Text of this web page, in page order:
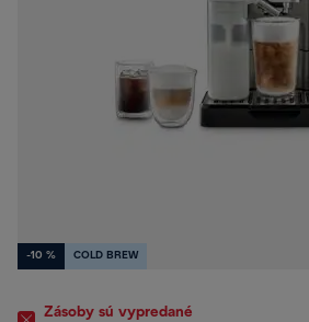
-10 % COLD BREW
Zásoby sú vypredané